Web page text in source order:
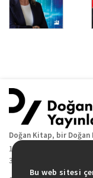
Doğan Kitap, bir
19 Mayıs Cad. Golden
34360 / Şişli / İstanbul
Bu web sitesi